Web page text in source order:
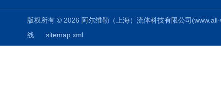
版权所有 © 2026 阿尔维勒（上海）流体科技有限公司
线
sitemap.xml